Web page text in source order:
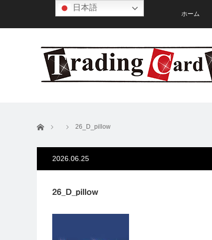
ホーム
ホーム 26_D_pillow
2026.06.25
26_D_pillow
日本語